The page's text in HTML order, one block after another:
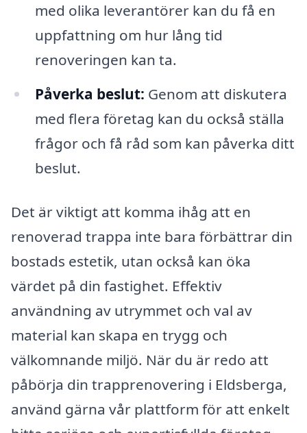
med olika leverantörer kan du få en
uppfattning om hur lång tid
renoveringen kan ta.
Påverka beslut: Genom att diskutera
med flera företag kan du också ställa
frågor och få råd som kan påverka ditt
beslut.
Det är viktigt att komma ihåg att en
renoverad trappa inte bara förbättrar din
bostads estetik, utan också kan öka
värdet på din fastighet. Effektiv
användning av utrymmet och val av
material kan skapa en trygg och
välkomnande miljö. När du är redo att
påbörja din trapprenovering i Eldsberga,
använd gärna vår plattform för att enkelt